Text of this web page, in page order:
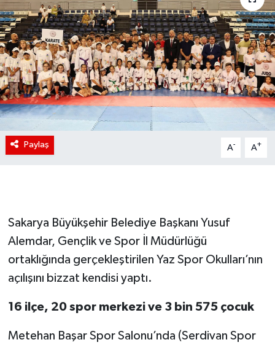
Paylaş A- A+
Sakarya Büyükşehir Belediye Başkanı Yusuf
Alemdar, Gençlik ve Spor İl Müdürlüğü
ortaklığında gerçekleştirilen Yaz Spor Okulları’nın
açılışını bizzat kendisi yaptı.
16 ilçe, 20 spor merkezi ve 3 bin 575 çocuk
Metehan Başar Spor Salonu’nda (Serdivan Spor